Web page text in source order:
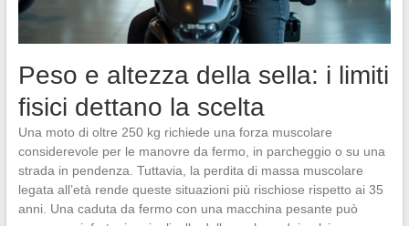
Peso e altezza della sella: i limiti
fisici dettano la scelta
Una moto di oltre 250 kg richiede una forza muscolare
considerevole per le manovre da fermo, in parcheggio o su una
strada in pendenza. Tuttavia, la perdita di massa muscolare
legata all’età rende queste situazioni più rischiose rispetto ai 35
anni. Una caduta da fermo con una macchina pesante può